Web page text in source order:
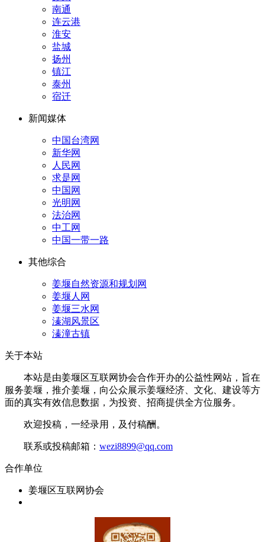
南通
连云港
淮安
盐城
扬州
镇江
泰州
宿迁
新闻媒体
中国台湾网
新华网
人民网
求是网
中国网
光明网
法治网
中工网
中国一带一路
其他综合
姜堰自然资源和规划网
姜堰人网
姜堰三水网
溱湖风景区
溱潼古镇
关于本站
本站是由姜堰区互联网协会合作开办的公益性网站，旨在
服务姜堰，推介姜堰，向公众展示姜堰经济、文化、建设等方
面的真实有效信息数据，为投资、招商提供全方位服务。
欢迎投稿，一经录用，及付稿酬。
联系或投稿邮箱： wezi8899@qq.com
合作单位
姜堰区互联网协会